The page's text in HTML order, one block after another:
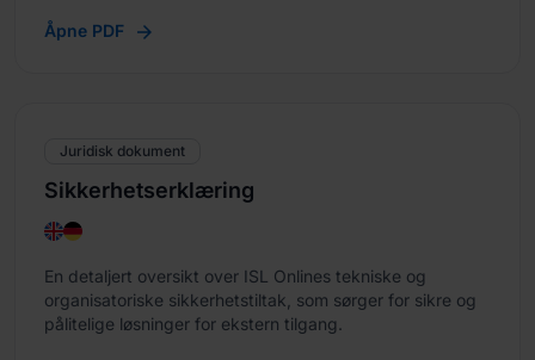
Åpne PDF
Juridisk dokument
Sikkerhetserklæring
En detaljert oversikt over ISL Onlines tekniske og
organisatoriske sikkerhetstiltak, som sørger for sikre og
pålitelige løsninger for ekstern tilgang.